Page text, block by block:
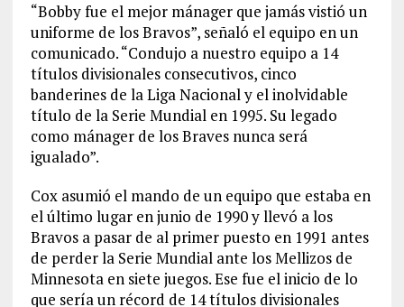
“Bobby fue el mejor mánager que jamás vistió un
uniforme de los Bravos”, señaló el equipo en un
comunicado. “Condujo a nuestro equipo a 14
títulos divisionales consecutivos, cinco
banderines de la Liga Nacional y el inolvidable
título de la Serie Mundial en 1995. Su legado
como mánager de los Braves nunca será
igualado”.
Cox asumió el mando de un equipo que estaba en
el último lugar en junio de 1990 y llevó a los
Bravos a pasar de al primer puesto en 1991 antes
de perder la Serie Mundial ante los Mellizos de
Minnesota en siete juegos. Ese fue el inicio de lo
que sería un récord de 14 títulos divisionales